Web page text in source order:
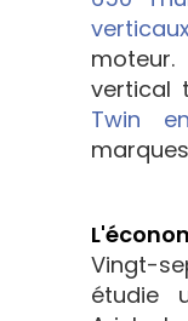
verticaux
vertical
Twin
Vingt-
étudie